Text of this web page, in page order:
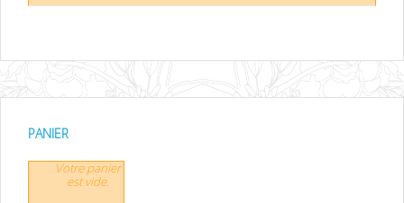
PANIER
Votre panier
est vide.